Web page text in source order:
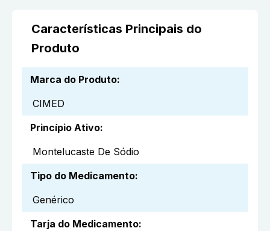
Características Principais do
Produto
Marca do Produto:
CIMED
Princípio Ativo:
Montelucaste De Sódio
Tipo do Medicamento:
Genérico
Tarja do Medicamento: